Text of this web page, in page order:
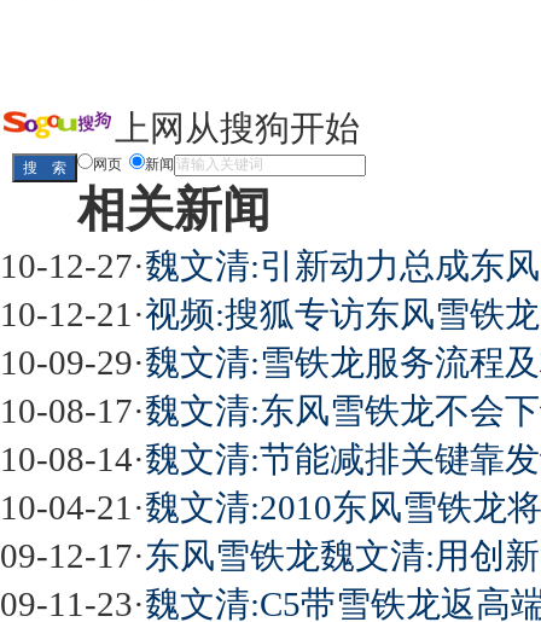
上网从搜狗开始
网页 新闻
相关新闻
10-12-27·魏文清:引新动力总成东
10-12-21 ·视频:搜狐专访东风雪铁
10-09-29·魏文清:雪铁龙服务流程
10-08-17·魏文清:东风雪铁龙不会
10-08-14·魏文清:节能减排关键靠
10-04-21 ·魏文清:2010东风雪铁龙
09-12-17·东风雪铁龙魏文清:用创
09-11-23·魏文清:C5带雪铁龙返高